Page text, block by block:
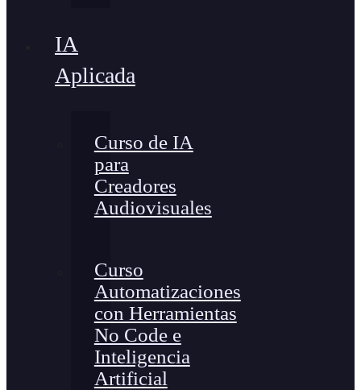
IA
Aplicada
Curso de IA
para
Creadores
Audiovisuales
Curso
Automatizaciones
con Herramientas
No Code e
Inteligencia
Artificial